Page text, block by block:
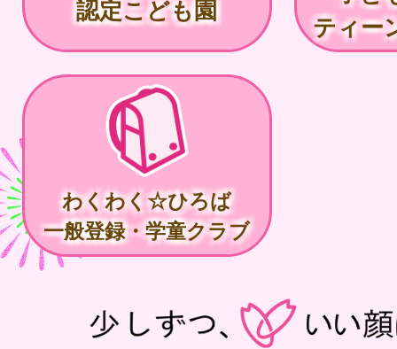
認定こども園
ティー
わくわく☆ひろば
一般登録・学童クラブ